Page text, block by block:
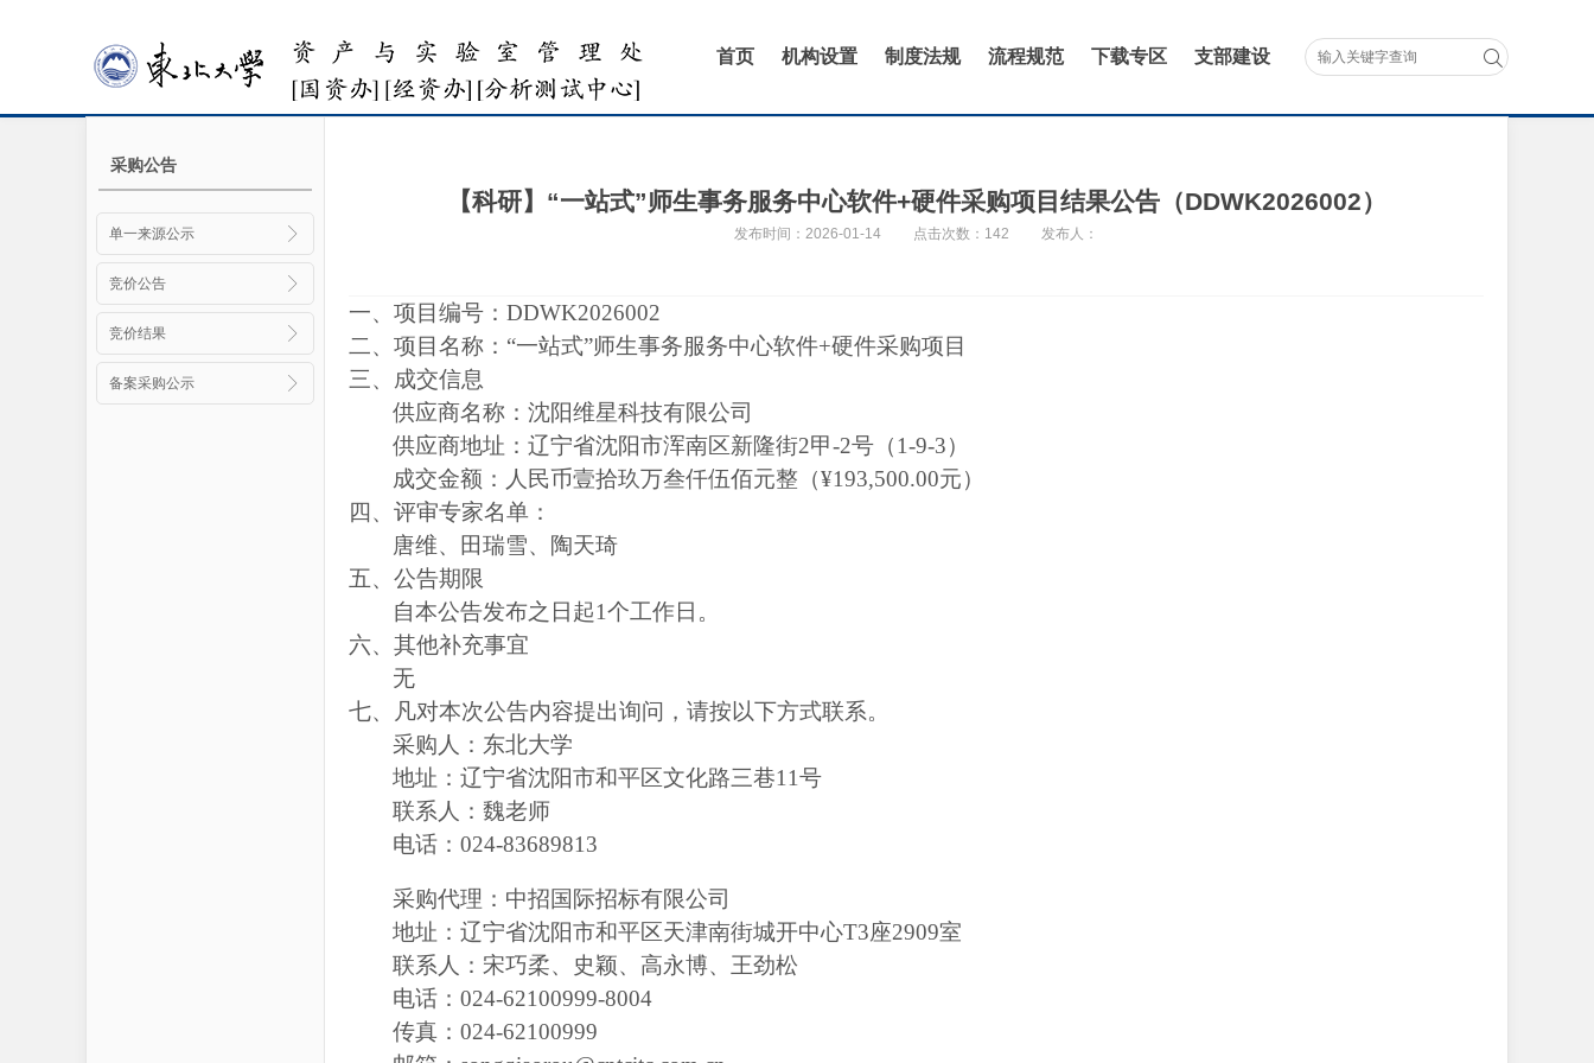
首页 机构设置 制度法规 流程规范 下载专区 支部建设
采购公告
单一来源公示
竞价公告
竞价结果
备案采购公示
【科研】“一站式”师生事务服务中心软件+硬件采购项目结果公告（DDWK2026002）
发布时间：2026-01-14 点击次数： 142 发布人：
一、项目编号： DDWK2026002
二、项目名称： “一站式”师生事务服务中心软件+硬件采购项目
三、成交信息
供应商名称：沈阳维星科技有限公司
供应商地址：辽宁省沈阳市浑南区新隆街2甲-2号（1-9-3）
成交金额：人民币壹拾玖万叁仟伍佰元整（¥193,500.00元）
四、评审专家名单：
唐维、田瑞雪、陶天琦
五、公告期限
自本公告发布之日起1个工作日。
六、其他补充事宜
无
七、凡对本次公告内容提出询问，请按以下方式联系。
采购人：东北大学
地址：辽宁省沈阳市和平区文化路三巷11号
联系人： 魏老师
电话： 024-83689813
采购代理：中招国际招标有限公司
地址：辽宁省沈阳市和平区天津南街城开中心T3座2909室
联系人： 宋巧柔、史颖、 高永博、 王劲松
电话： 024-62100999-8004
传真： 024-62100999